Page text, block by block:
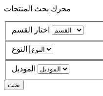
محرك بحث المنتجات
اختار القسم
النوع
الموديل